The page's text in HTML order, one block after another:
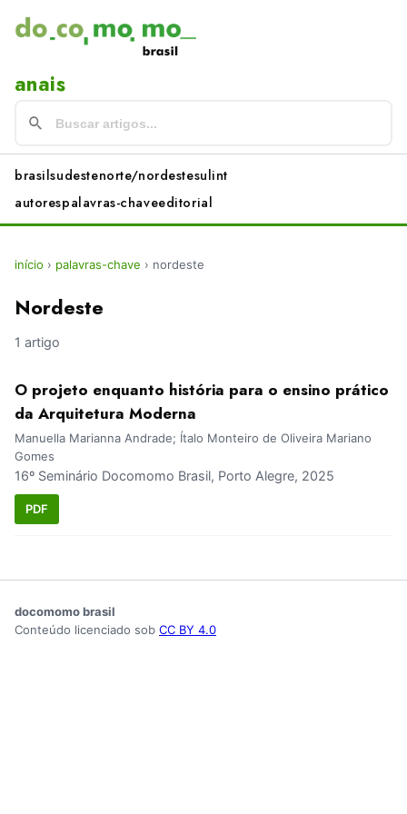
anais
brasilsudestenorte/nordestesulint
autorespalavras-chaveeditorial
início › palavras-chave › nordeste
Nordeste
1 artigo
O projeto enquanto história para o ensino prático
da Arquitetura Moderna
Manuella Marianna Andrade; Ítalo Monteiro de Oliveira Mariano
Gomes
16º Seminário Docomomo Brasil, Porto Alegre, 2025
PDF
docomomo brasil
Conteúdo licenciado sob CC BY 4.0